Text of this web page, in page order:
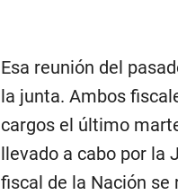
Esa reunión del
la junta. Ambos
cargos el último
llevado a cabo por la
fiscal de la Nación